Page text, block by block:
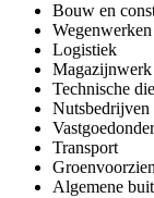
Bouw en
Wegenwerken
Logistiek
Magazijnwerk
Technische
Nutsbedrijven
Transport
Algemene